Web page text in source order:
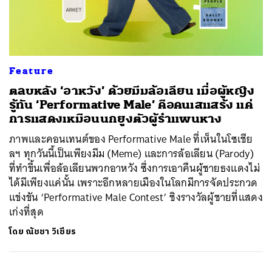
Feature
ตลบหลัง ‘อาหวัง’ ด้วยมีมล้อเลียน เมื่อผู้หญิง
รู้ทัน ‘Performative Male’ คือคนเสแสร้ง แค่
การแสดงเหมือนนกยูงตัวผู้รำแพนหาง
ภาพและคอนเทนต์ของ Performative Male ที่เห็นในโซเชีย
ลฯ ทุกวันนี้เป็นเพียงมีม (Meme) และการล้อเลียน (Parody)
ที่ทำขึ้นเพื่อล้อเลียนพวกอาหวัง ซึ่งการเอาคืนผู้ชายธงแดงไม่
ได้มีเพียงแค่นั้น เพราะอีกหลายเมืองในโลกมีการจัดประกวด
แข่งขัน ‘Performative Male Contest’ ชิงรางวัลผู้ชายที่แสดง
เก่งที่สุด
โดย ณัชชา วิเชียร